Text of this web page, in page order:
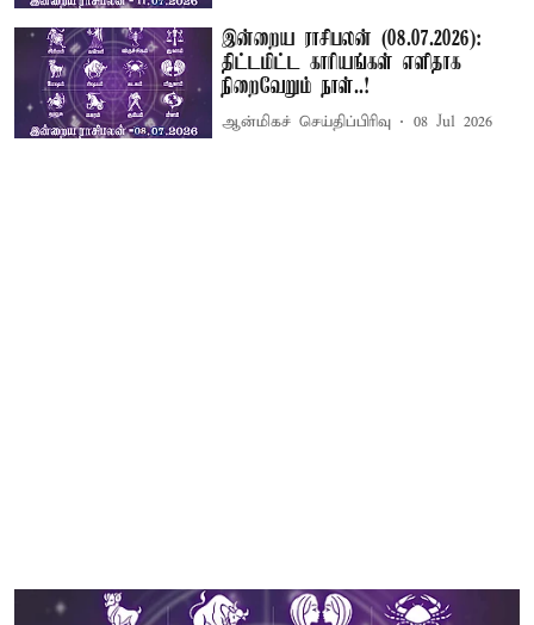
இன்றைய ராசிபலன் (08.07.2026):
திட்டமிட்ட காரியங்கள் எளிதாக
நிறைவேறும் நாள்..!
ஆன்மிகச் செய்திப்பிரிவு 08 Jul 2026